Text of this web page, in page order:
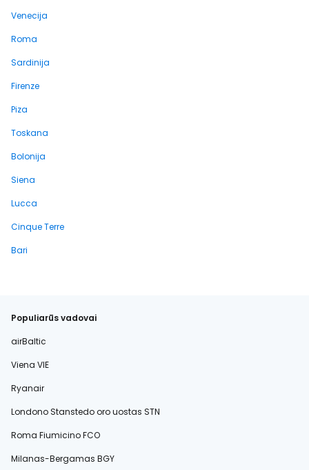
Venecija
Roma
Sardinija
Firenze
Piza
Toskana
Bolonija
Siena
Lucca
Cinque Terre
Bari
Populiarūs vadovai
airBaltic
Viena VIE
Ryanair
Londono Stanstedo oro uostas STN
Roma Fiumicino FCO
Milanas-Bergamas BGY